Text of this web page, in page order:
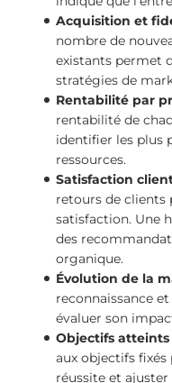
Acquisition et
nombre de
existants permet
stratégies de
Rentabilité par
rentabilité de
identifier les plus
ressources.
Satisfaction
retours de clients
satisfaction. Une
des
organique.
Évolution de la
reconnaissance
évaluer son
Objectifs atteints
aux objectifs
réussite et ajuster